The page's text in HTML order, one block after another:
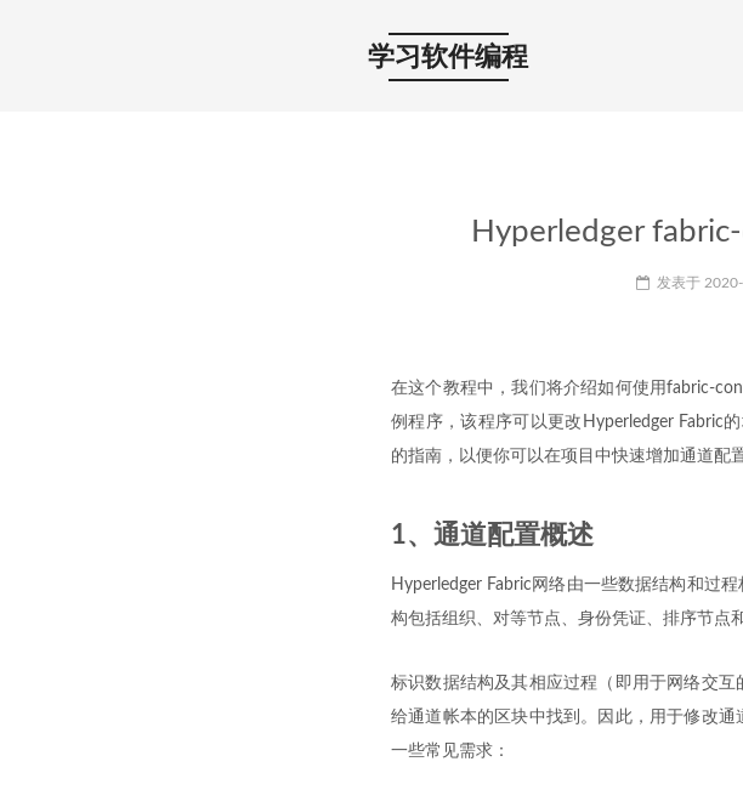
学习软件编程
Hyperledger
发表于
在这个教程中，我们将介绍如何使用fabric-
例程序，该程序可以更改Hyperledger Fabric
的指南，以便你可以在项目中快速增加通道配
1、通道配置概述
Hyperledger Fabric网络由一些数据结构和过
构包括组织、对等节点、身份凭证、排序节点和
标识数据结构及其相应过程（即用于网络交
给通道帐本的区块中找到。因此，用于修改
一些常见需求：